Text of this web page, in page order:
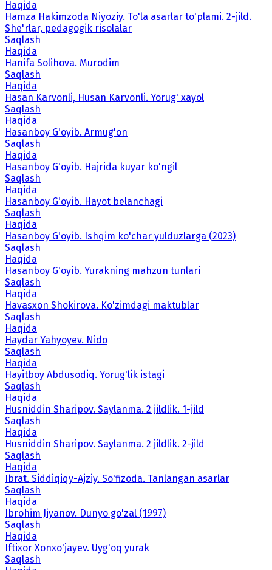
Haqida
Hamza Hakimzoda Niyoziy. To'la asarlar to'plami. 2-jild.
She'rlar, pedagogik risolalar
Saqlash
Haqida
Hanifa Solihova. Murodim
Saqlash
Haqida
Hasan Karvonli, Husan Karvonli. Yorug' xayol
Saqlash
Haqida
Hasanboy G'oyib. Armug'on
Saqlash
Haqida
Hasanboy G'oyib. Hajrida kuyar ko'ngil
Saqlash
Haqida
Hasanboy G'oyib. Hayot belanchagi
Saqlash
Haqida
Hasanboy G'oyib. Ishqim ko'char yulduzlarga (2023)
Saqlash
Haqida
Hasanboy G'oyib. Yurakning mahzun tunlari
Saqlash
Haqida
Havasxon Shokirova. Ko'zimdagi maktublar
Saqlash
Haqida
Haydar Yahyoyev. Nido
Saqlash
Haqida
Hayitboy Abdusodiq. Yorug'lik istagi
Saqlash
Haqida
Husniddin Sharipov. Saylanma. 2 jildlik. 1-jild
Saqlash
Haqida
Husniddin Sharipov. Saylanma. 2 jildlik. 2-jild
Saqlash
Haqida
Ibrat. Siddiqiqy-Ajziy. So'fizoda. Tanlangan asarlar
Saqlash
Haqida
Ibrohim Jiyanov. Dunyo go'zal (1997)
Saqlash
Haqida
Iftixor Xonxo'jayev. Uyg'oq yurak
Saqlash